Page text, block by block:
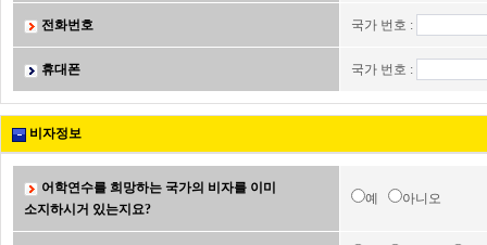
전화번호 국가 번호 :
휴대폰 국가 번호 :
비자정보
어학연수를 희망하는 국가의 비자를 이미
소지하시거 있는지요?
예 아니오